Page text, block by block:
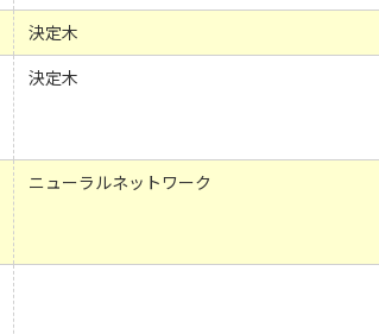
決定木
決定木
ニューラルネットワーク